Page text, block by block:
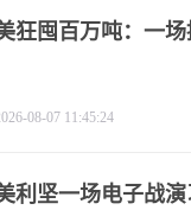
狂囤百万吨：一
08-07 11:45:24
利坚一场电子战演